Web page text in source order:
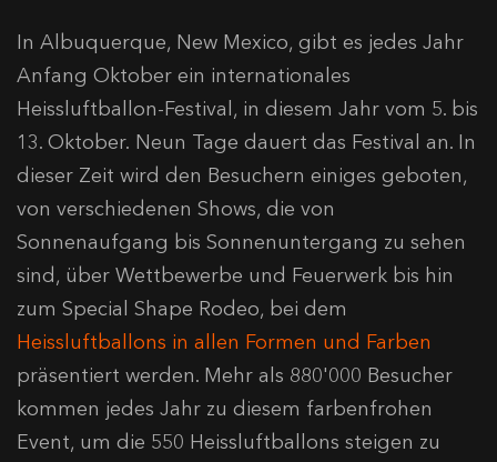
In Albuquerque, New Mexico, gibt es jedes Jahr
Anfang Oktober ein internationales
Heissluftballon-Festival, in diesem Jahr vom 5. bis
13. Oktober. Neun Tage dauert das Festival an. In
dieser Zeit wird den Besuchern einiges geboten,
von verschiedenen Shows, die von
Sonnenaufgang bis Sonnenuntergang zu sehen
sind, über Wettbewerbe und Feuerwerk bis hin
zum Special Shape Rodeo, bei dem
Heissluftballons in allen Formen und Farben
präsentiert werden. Mehr als 880'000 Besucher
kommen jedes Jahr zu diesem farbenfrohen
Event, um die 550 Heissluftballons steigen zu